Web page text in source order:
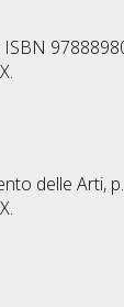
delle Arti,